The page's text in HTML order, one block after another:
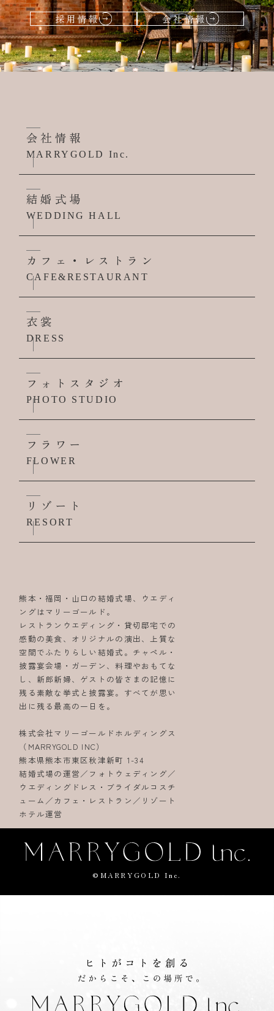
採用情報 会社情報
会社情報
MARRYGOLD Inc.
結婚式場
WEDDING HALL
カフェ・レストラン
CAFE&RESTAURANT
衣裳
DRESS
フォトスタジオ
PHOTO STUDIO
フラワー
FLOWER
リゾート
RESORT
熊本・福岡・山口の結婚式場、ウエディ
ングはマリーゴールド。
レストランウエディング・貸切邸宅での
感動の美食、オリジナルの演出、上質な
空間でふたりらしい結婚式。チャペル・
披露宴会場・ガーデン、料理やおもてな
し、新郎新婦、ゲストの皆さまの記憶に
残る素敵な挙式と披露宴。すべてが思い
出に残る最高の一日を。
株式会社マリーゴールドホルディングス
（MARRYGOLD INC）
熊本県熊本市東区秋津新町 1-34
結婚式場の運営／フォトウェディング／
ウエディングドレス・ブライダルコスチ
ューム／カフェ・レストラン／リゾート
ホテル運営
©MARRYGOLD Inc.